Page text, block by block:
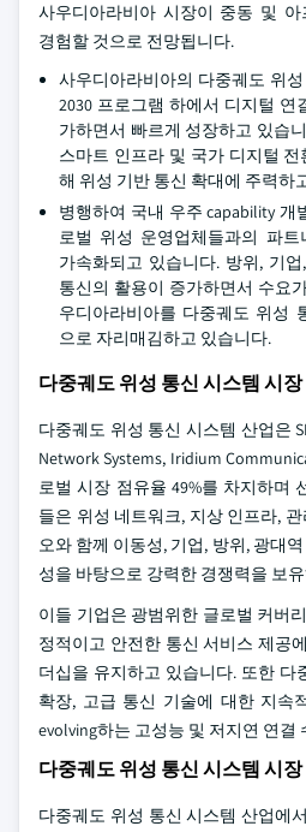
사우디아라비아 시장이 중동 및
경험할 것으로 전망됩니다.
사우디아라비아의 다중궤도 위
2030 프로그램 하에서 디지털 연
가하면서 빠르게 성장하고 있습
스마트 인프라 및 국가 디지털
해 위성 기반 통신 확대에 주력하
병행하여 국내 우주 capability 개
로벌 위성 운영업체들과의 파
가속화되고 있습니다. 방위, 기
통신의 활용이 증가하면서 수요
우디아라비아를 다중궤도 위성
으로 자리매김하고 있습니다.
다중궤도 위성 통신 시스템 시
다중궤도 위성 통신 시스템 산업은
Network Systems, Iridium
로벌 시장 점유율 49%를 차지하며
들은 위성 네트워크, 지상 인프라,
오와 함께 이동성, 기업, 방위, 광대
성을 바탕으로 강력한 경쟁력을 보
이들 기업은 광범위한 글로벌 커버
정적이고 안전한 통신 서비스 제공
더십을 유지하고 있습니다. 또한 다
확장, 고급 통신 기술에 대한 지속
evolving하는 고성능 및 저지연 연결
다중궤도 위성 통신 시스템 시장
다중궤도 위성 통신 시스템 산업에